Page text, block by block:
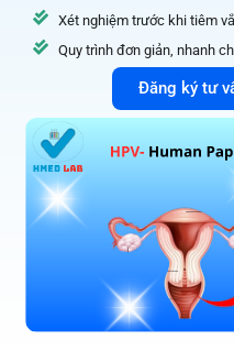
Xét nghiệm trước khi tiêm
Quy trình đơn giản, nhanh
Đăng ký tư